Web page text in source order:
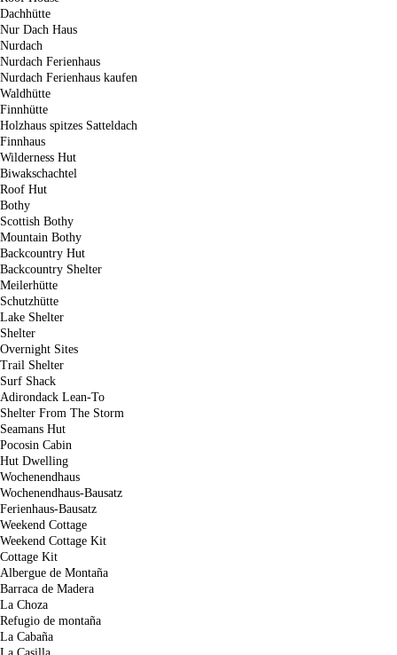
Dachhütte
Nur Dach Haus
Nurdach
Nurdach Ferienhaus
Nurdach Ferienhaus kaufen
Waldhütte
Finnhütte
Holzhaus spitzes Satteldach
Finnhaus
Wilderness Hut
Biwakschachtel
Roof Hut
Bothy
Scottish Bothy
Mountain Bothy
Backcountry Hut
Backcountry Shelter
Meilerhütte
Schutzhütte
Lake Shelter
Shelter
Overnight Sites
Trail Shelter
Surf Shack
Adirondack Lean-To
Shelter From The Storm
Seamans Hut
Pocosin Cabin
Hut Dwelling
Wochenendhaus
Wochenendhaus-Bausatz
Ferienhaus-Bausatz
Weekend Cottage
Weekend Cottage Kit
Cottage Kit
Albergue de Montaña
Barraca de Madera
La Choza
Refugio de montaña
La Cabaña